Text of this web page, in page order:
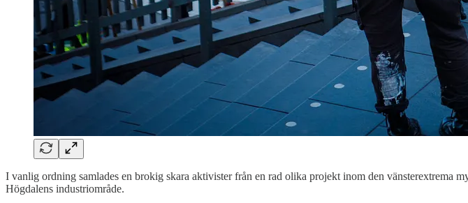
I vanlig ordning samlades en brokig skara aktivister från en rad olika projekt inom den vänsterextrema
Högdalens industriområde.